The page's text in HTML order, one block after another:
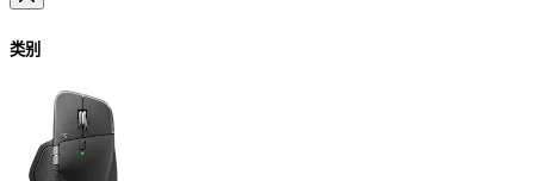
类别